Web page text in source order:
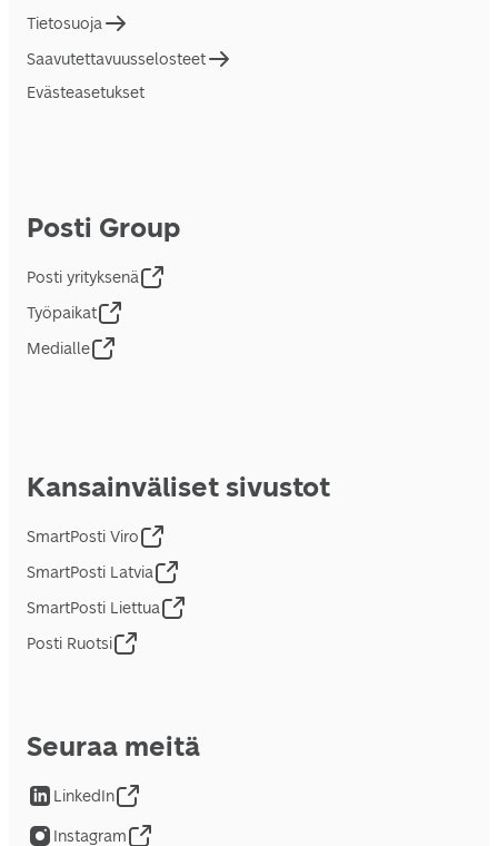
Tietosuoja
Saavutettavuusselosteet
Evästeasetukset
Posti Group
Posti yrityksenä
Työpaikat
Medialle
Kansainväliset sivustot
SmartPosti Viro
SmartPosti Latvia
SmartPosti Liettua
Posti Ruotsi
Seuraa meitä
LinkedIn
Instagram